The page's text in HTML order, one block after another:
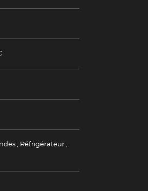
, Réfrigérateur ,
(Esc)